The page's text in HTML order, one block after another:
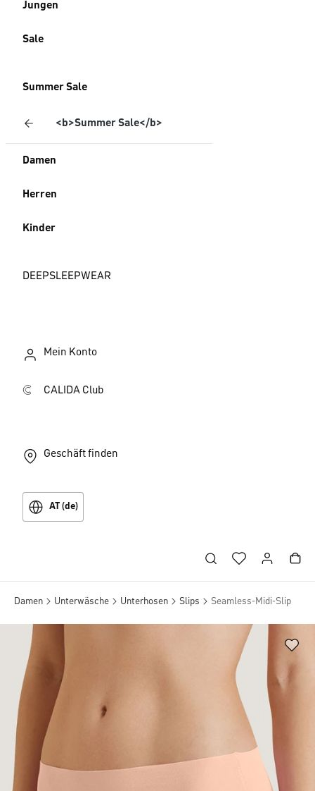
Jungen
Sale
Summer Sale
<b>Summer Sale</b>
Damen
Herren
Kinder
DEEPSLEEPWEAR
Mein Konto
CALIDA Club
Geschäft finden
AT (de)
Damen Unterwäsche Unterhosen Slips Seamless-Midi-Slip